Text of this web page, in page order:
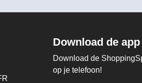
Download de app
Download de
op je telefoon!